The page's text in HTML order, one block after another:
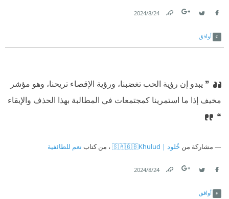
24‏/8‏/2024
أوافق
❞ يبدو إن رؤية الحب تغضبنا، ورؤية الإقصاء تريحنا، وهو مؤشر
مخيف إذا ما استمرينا كمجتمعات في المطالبة بهذا الحذف والإبقاء
❝
مشاركة من خُلود | 🇸🇦🇬🇧Khulud ، من كتاب نعم للطائفية
24‏/8‏/2024
أوافق